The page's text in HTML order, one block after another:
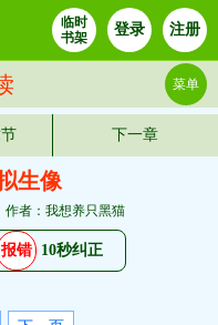
临时
书架
登录 注册
菜单
下一章
生像
作者：我想养只黑猫
报错 10秒纠正